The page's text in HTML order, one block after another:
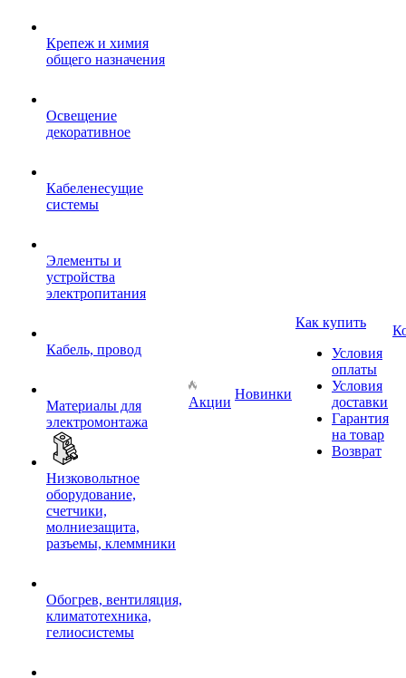
Крепеж и химия
общего назначения
Освещение
декоративное
Кабеленесущие
системы
Элементы и
устройства
электропитания
Кабель, провод
Материалы для
электромонтажа
Низковольтное
оборудование,
счетчики,
молниезащита,
разъемы, клеммники
Обогрев, вентиляция,
климатотехника,
гелиосистемы
Акции
Новинки
Как купить
Условия
оплаты
Условия
доставки
Гарантия
на товар
Возврат